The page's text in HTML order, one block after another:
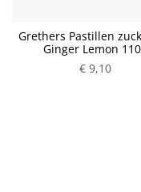
Grethers Pastillen
Ginger Lemon
€ 9,10